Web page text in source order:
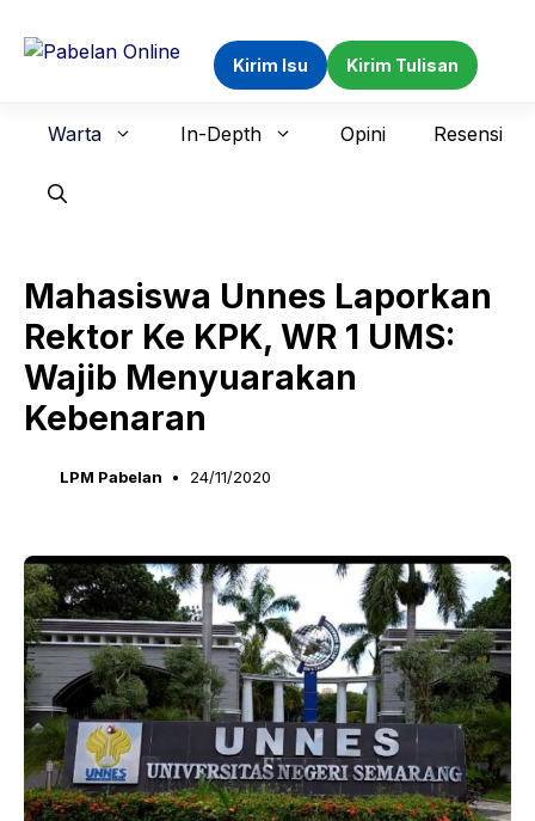
Kirim Isu Kirim Tulisan
Warta In-Depth Opini Resensi
Mahasiswa Unnes Laporkan
Rektor Ke KPK, WR 1 UMS:
Wajib Menyuarakan
Kebenaran
LPM Pabelan 24/11/2020